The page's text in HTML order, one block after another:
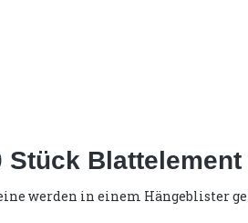
werden in einem Hängeblister